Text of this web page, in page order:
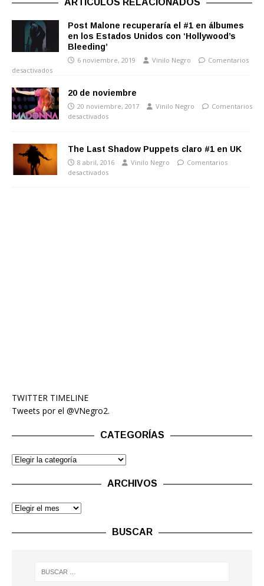
ARTÍCULOS RELACIONADOS
Post Malone recuperaría el #1 en álbumes
en los Estados Unidos con ‘Hollywood’s
Bleeding’
6 noviembre, 2019 Vinilo Negro
Comentarios
desactivados
20 de noviembre
20 noviembre, 2017 Vinilo Negro
Comentarios
desactivados
The Last Shadow Puppets claro #1 en UK
8 abril, 2016 Vinilo Negro
Comentarios
desactivados
TWITTER TIMELINE
Tweets por el @VNegro2.
CATEGORÍAS
ARCHIVOS
BUSCAR